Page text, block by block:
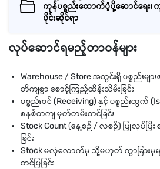
ကုန်ပစ္စည်းထောက်ပံ့ပို့ဆောင်ရေး၊
ပိုင်းဆိုင်ရာ
လုပ်ဆောင်ရမည့်တာဝန်များ
Warehouse / Store အတွင်းရှိ ပစ္စည်း
တိကျစွာ စောင့်ကြည့်ထိန်းသိမ်းခြင်း
ပစ္စည်းဝင် (Receiving) နှင့် ပစ္စည်းထွက်
စနစ်တကျ မှတ်တမ်းတင်ခြင်း
Stock Count (နေ့စဉ် / လစဉ်) ပြုလုပ်ပြီ
ခြင်း
Stock မလုံလောက်မှု သို့မဟုတ် ကွာခြားမှုမျ
တင်ပြခြင်း